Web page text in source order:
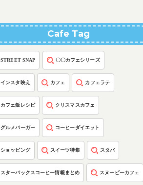
Cafe Tag
STREET SNAP 〇〇カフェシリーズ
インスタ映え カフェ カフェラテ
カフェ飯レシピ クリスマスカフェ
グルメバーガー コーヒーダイエット
ショッピング スイーツ特集 スタバ
スターバックスコーヒー情報まとめ スヌーピーカフェ